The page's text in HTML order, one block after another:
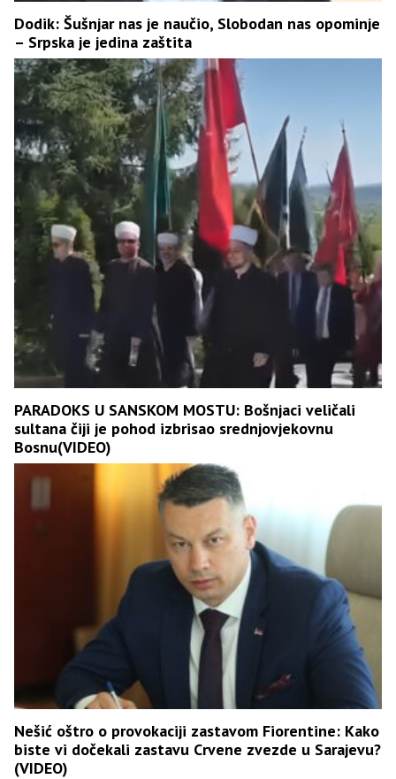
Dodik: Šušnjar nas je naučio, Slobodan nas opominje
– Srpska je jedina zaštita
PARADOKS U SANSKOM MOSTU: Bošnjaci veličali
sultana čiji je pohod izbrisao srednjovjekovnu
Bosnu(VIDEO)
Nešić oštro o provokaciji zastavom Fiorentine: Kako
biste vi dočekali zastavu Crvene zvezde u Sarajevu?
(VIDEO)